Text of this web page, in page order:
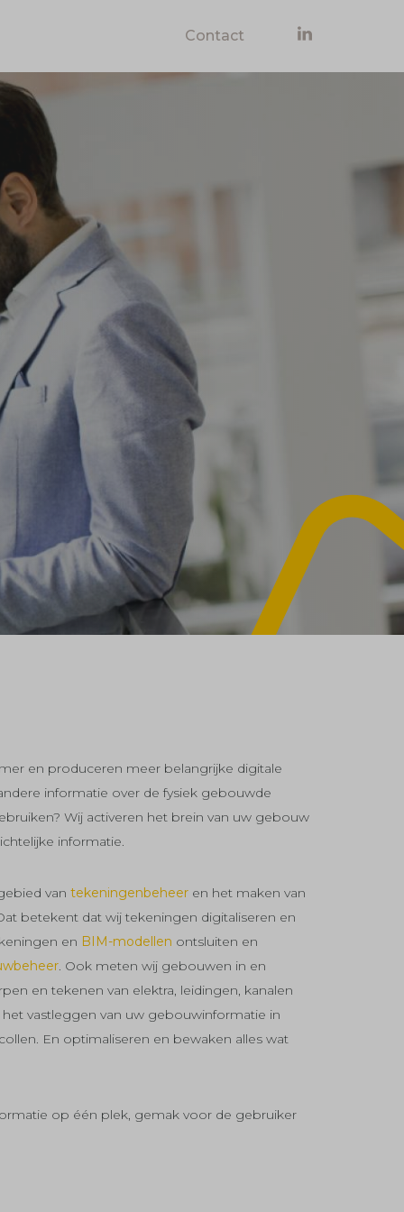
Contact
en produceren meer belangrijke digitale
informatie over de fysiek gebouwde
Wij activeren het brein van uw gebouw
informatie.
van tekeningenbeheer en het maken van
betekent dat wij tekeningen digitaliseren en
en BIM-modellen ontsluiten en
. Ook meten wij gebouwen in en
en tekenen van elektra, leidingen, kanalen
het vastleggen van uw gebouwinformatie in
En optimaliseren en bewaken alles wat
op één plek, gemak voor de gebruiker